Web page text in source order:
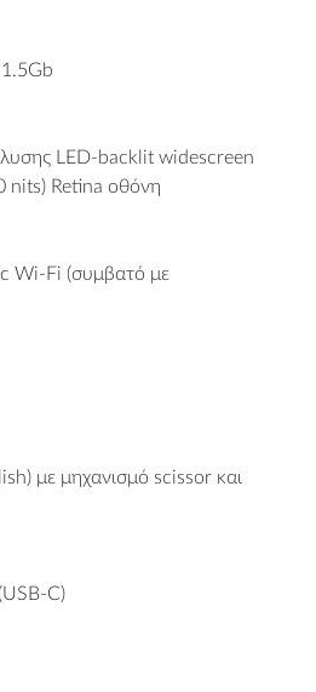
LED-backlit widescreen
nits) Retina οθόνη
Wi-Fi (συμβατό με
με μηχανισμό scissor και
C)